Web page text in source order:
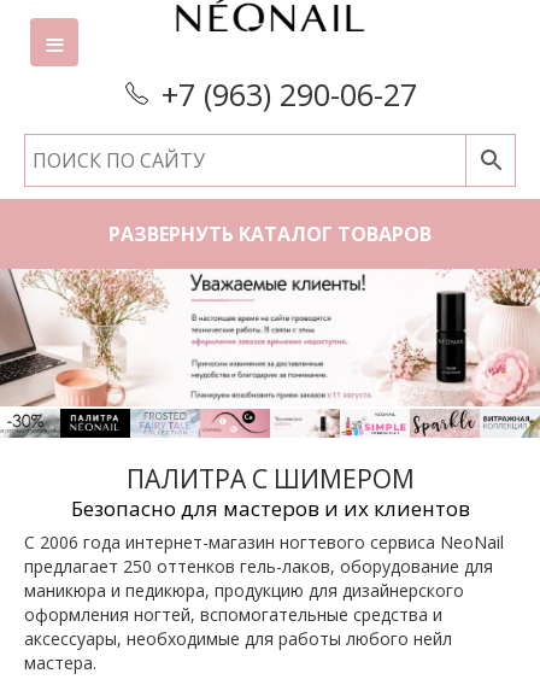
+7 (963) 290-06-27
РАЗВЕРНУТЬ КАТАЛОГ ТОВАРОВ
ПАЛИТРА С ШИМЕРОМ
Безопасно для мастеров и их клиентов
С 2006 года интернет-магазин ногтевого сервиса NeoNail
предлагает 250 оттенков гель-лаков, оборудование для
маникюра и педикюра, продукцию для дизайнерского
оформления ногтей, вспомогательные средства и
аксессуары, необходимые для работы любого нейл
мастера.